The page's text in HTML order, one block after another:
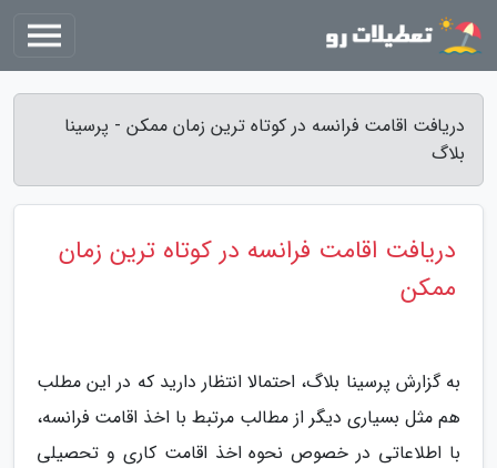
دریافت اقامت فرانسه در کوتاه ترین زمان ممکن - پرسینا
بلاگ
دریافت اقامت فرانسه در کوتاه ترین زمان
ممکن
به گزارش پرسینا بلاگ، احتمالا انتظار دارید که در این مطلب
هم مثل بسیاری دیگر از مطالب مرتبط با اخذ اقامت فرانسه،
با اطلاعاتی در خصوص نحوه اخذ اقامت کاری و تحصیلی